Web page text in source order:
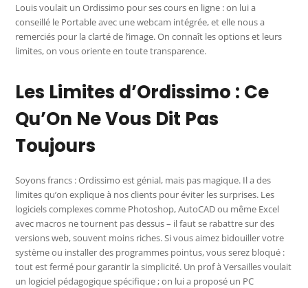
Louis voulait un Ordissimo pour ses cours en ligne : on lui a
conseillé le Portable avec une webcam intégrée, et elle nous a
remerciés pour la clarté de l’image. On connaît les options et leurs
limites, on vous oriente en toute transparence.
Les Limites d’Ordissimo : Ce
Qu’On Ne Vous Dit Pas
Toujours
Soyons francs : Ordissimo est génial, mais pas magique. Il a des
limites qu’on explique à nos clients pour éviter les surprises. Les
logiciels complexes comme Photoshop, AutoCAD ou même Excel
avec macros ne tournent pas dessus – il faut se rabattre sur des
versions web, souvent moins riches. Si vous aimez bidouiller votre
système ou installer des programmes pointus, vous serez bloqué :
tout est fermé pour garantir la simplicité. Un prof à Versailles voulait
un logiciel pédagogique spécifique ; on lui a proposé un PC